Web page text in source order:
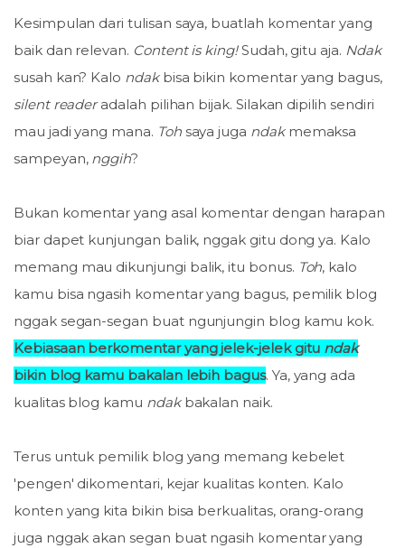
Kesimpulan dari tulisan saya, buatlah komentar yang
baik dan relevan. Content is king!Sudah, gitu aja. Ndak
susah kan? Kalo ndak bisa bikin komentar yang bagus,
silent readeradalah pilihan bijak. Silakan dipilih sendiri
mau jadi yang mana. Toh saya juga ndak memaksa
sampeyan, nggih?
Bukan komentar yang asal komentar dengan harapan
biar dapet kunjungan balik, nggak gitu dong ya. Kalo
memang mau dikunjungi balik, itu bonus. Toh, kalo
kamu bisa ngasih komentar yang bagus, pemilik blog
nggak segan-segan buat ngunjungin blog kamu kok.
Kebiasaan berkomentar yang jelek-jelek gitu ndak
bikin blog kamu bakalan lebih bagus. Ya, yang ada
kualitas blog kamu ndak bakalan naik.
Terus untuk pemilik blog yang memang kebelet
'pengen' dikomentari, kejar kualitas konten. Kalo
konten yang kita bikin bisa berkualitas, orang-orang
juga nggak akan segan buat ngasih komentar yang